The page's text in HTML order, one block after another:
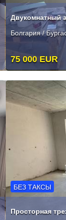
Болгария /
75 000 EUR
БЕЗ ТАКСЫ